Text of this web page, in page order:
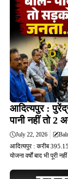
आदित्यपुर :
पानी नहीं तो
July 22, 2026
आदित्यपुर : करीब 395.15
योजना वर्षों बाद भी पूरी